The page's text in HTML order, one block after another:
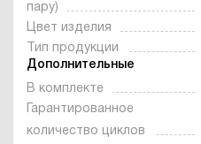
пару)
Цвет изделия
Тип продукции
Дополнительные
В комплекте
Гарантированное
количество циклов